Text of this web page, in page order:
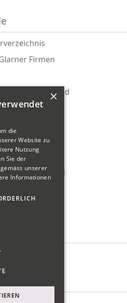
Firmen
×
die
Website zu
Nutzung
Sie der
unserer
Informationen